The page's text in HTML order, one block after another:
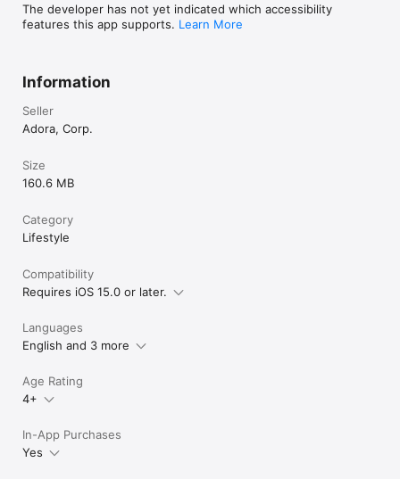
The developer has not yet indicated which accessibility
features this app supports. Learn More
Information
Seller
Adora, Corp.
Size
160.6 MB
Category
Lifestyle
Compatibility
Requires iOS 15.0 or later.
Languages
English and 3 more
Age Rating
4+
In-App Purchases
Yes